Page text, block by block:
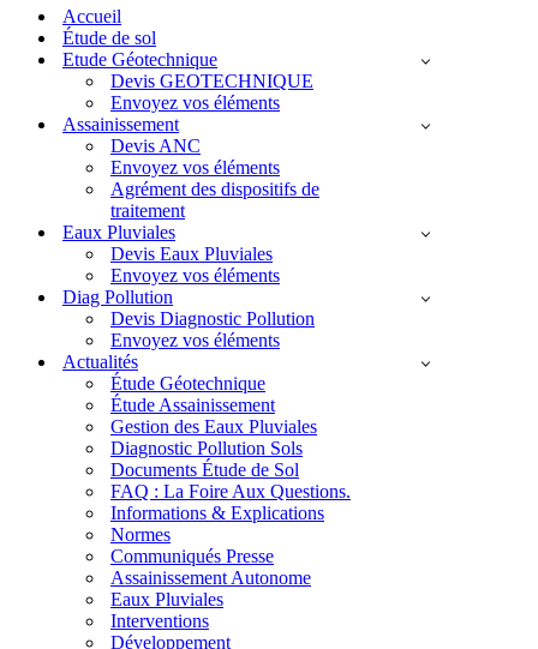
navigationAccueil
Étude de sol
Etude Géotechnique
Devis GEOTECHNIQUE
Envoyez vos éléments
Assainissement
Devis ANC
Envoyez vos éléments
Agrément des dispositifs de
traitement
Eaux Pluviales
Devis Eaux Pluviales
Envoyez vos éléments
Diag Pollution
Devis Diagnostic Pollution
Envoyez vos éléments
Actualités
Étude Géotechnique
Étude Assainissement
Gestion des Eaux Pluviales
Diagnostic Pollution Sols
Documents Étude de Sol
FAQ : La Foire Aux Questions.
Informations & Explications
Normes
Communiqués Presse
Assainissement Autonome
Eaux Pluviales
Interventions
Développement